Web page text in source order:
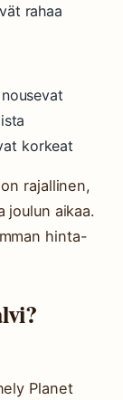
rahaa
korkeat
rajallinen,
joulun aikaa.
hinta-
Planet